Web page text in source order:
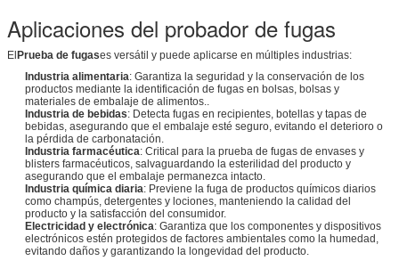
Aplicaciones del probador de fugas
ElPrueba de fugases versátil y puede aplicarse en múltiples industrias:
Industria alimentaria: Garantiza la seguridad y la conservación de los
productos mediante la identificación de fugas en bolsas, bolsas y
materiales de embalaje de alimentos..
Industria de bebidas: Detecta fugas en recipientes, botellas y tapas de
bebidas, asegurando que el embalaje esté seguro, evitando el deterioro o
la pérdida de carbonatación.
Industria farmacéutica: Critical para la prueba de fugas de envases y
blisters farmacéuticos, salvaguardando la esterilidad del producto y
asegurando que el embalaje permanezca intacto.
Industria química diaria: Previene la fuga de productos químicos diarios
como champús, detergentes y lociones, manteniendo la calidad del
producto y la satisfacción del consumidor.
Electricidad y electrónica: Garantiza que los componentes y dispositivos
electrónicos estén protegidos de factores ambientales como la humedad,
evitando daños y garantizando la longevidad del producto.